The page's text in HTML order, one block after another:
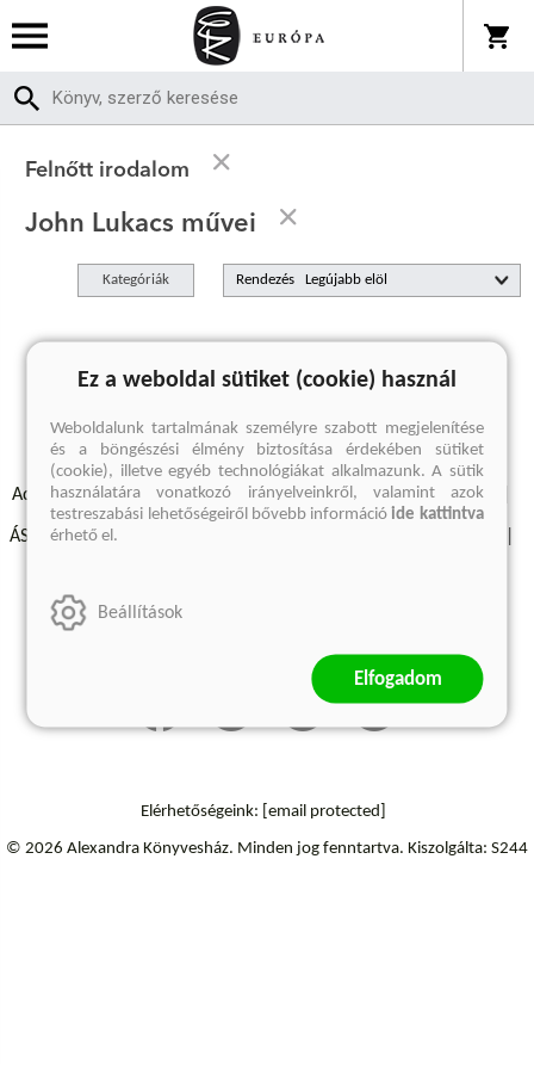
Felnőtt irodalom
John Lukacs művei
Kategóriák Rendezés
A keresett kifejezésre nincs találat
Adatvédelmi szabályzatok Elállási felmondási nyilatkozat
ÁSZF - Vásárlási feltételek
Szállítási információk
Elérhetőségeink: [email protected]
© 2026 Alexandra Könyvesház. Minden jog fenntartva. Kiszolgálta: S244
Ez a weboldal sütiket (cookie) használ
Weboldalunk tartalmának személyre szabott megjelenítése
és a böngészési élmény biztosítása érdekében sütiket
(cookie), illetve egyéb technológiákat alkalmazunk. A sütik
használatára vonatkozó irányelveinkről, valamint azok
testreszabási lehetőségeiről bővebb információide kattintva
érhető el.
Beállítások
Elfogadom